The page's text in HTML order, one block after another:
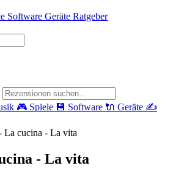
Software Geräte Ratgeber
🎮 Spiele 💾 Software 🔌 Geräte ✍️
La cucina - La vita
- La vita